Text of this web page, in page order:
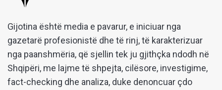
Gijotina është media e pavarur, e iniciuar nga
gazetarë profesionistë dhe të rinj, të karakterizuar
nga paanshmëria, që sjellin tek ju gjithçka ndodh në
Shqipëri, me lajme të shpejta, cilësore, investigime,
fact-checking dhe analiza, duke denoncuar çdo